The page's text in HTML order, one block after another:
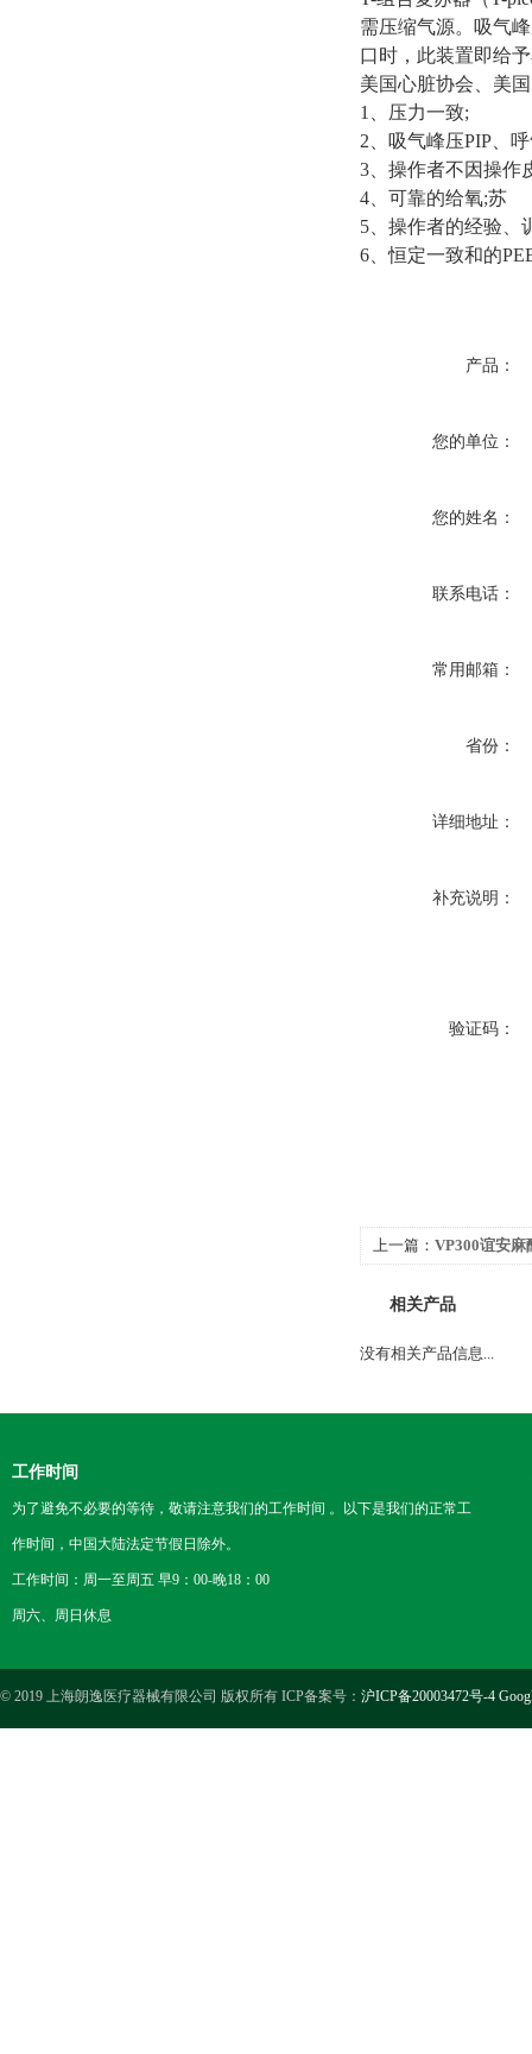
需压缩气源。吸气
口时，此装置即给
美国心脏协会、美
1、压力一致;
2、吸气峰压PIP、
3、操作者不因操作
4、可靠的给氧;苏
5、操作者的经验、
6、恒定一致和的
产品：
您的单位：
您的姓名：
联系电话：
常用邮箱：
省份：
详细地址：
补充说明：
验证码：
上一篇： VP300谊安麻
相关产品
没有相关产品信息...
工作时间
为了避免不必要的等待，敬请注意我们的工作时间 。以下是我们的正常工
作时间，中国大陆法定节假日除外。
工作时间：周一至周五 早9：00-晚18：00
周六、周日休息
© 2019 上海朗逸医疗器械有限公司 版权所有 ICP备案号： 沪ICP备20003472号-4